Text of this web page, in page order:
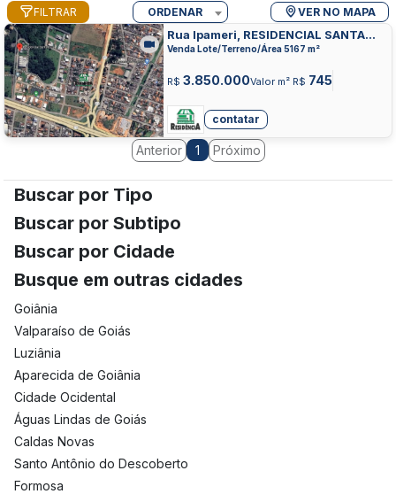
FILTRAR ORDENAR VER NO MAPA
Rua Ipameri, RESIDENCIAL SANTA
CRUZ, ANAPOLIS
Venda Lote/Terreno/Área 5167 m²
R$ 3.850.000Valor m² R$ 745
contatar
Anterior 1 Próximo
Buscar por Tipo
Buscar por Subtipo
Buscar por Cidade
Busque em outras cidades
Goiânia
Valparaíso de Goiás
Luziânia
Aparecida de Goiânia
Cidade Ocidental
Águas Lindas de Goiás
Caldas Novas
Santo Antônio do Descoberto
Formosa